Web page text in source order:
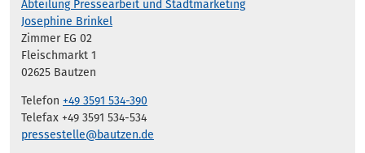
Abteilung Pressearbeit und Stadtmarketing
Josephine Brinkel
Zimmer EG 02
Fleischmarkt 1
02625 Bautzen
Telefon +49 3591 534-390
Telefax +49 3591 534-534
pressestelle@bautzen.de